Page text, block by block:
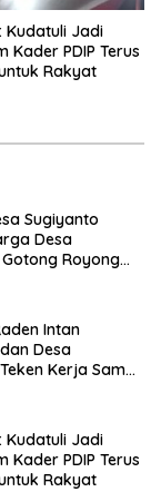
Kudatuli Jadi
Kader PDIP Terus
Rakyat
Sugiyanto
Desa
Royong
Intan
Desa
Kerja Sama,
Kudatuli Jadi
Kader PDIP Terus
Rakyat